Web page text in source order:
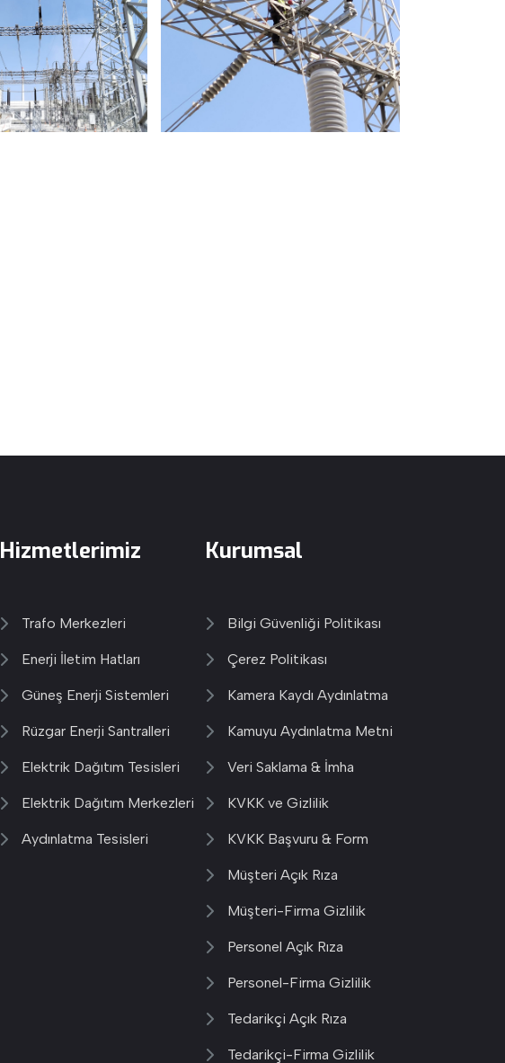
Hizmetlerimiz
Trafo Merkezleri
Enerji İletim Hatları
Güneş Enerji Sistemleri
Rüzgar Enerji Santralleri
Elektrik Dağıtım Tesisleri
Elektrik Dağıtım Merkezleri
Aydınlatma Tesisleri
Kurumsal
Bilgi Güvenliği Politikası
Çerez Politikası
Kamera Kaydı Aydınlatma
Kamuyu Aydınlatma Metni
Veri Saklama & İmha
KVKK ve Gizlilik
KVKK Başvuru & Form
Müşteri Açık Rıza
Müşteri-Firma Gizlilik
Personel Açık Rıza
Personel-Firma Gizlilik
Tedarikçi Açık Rıza
Tedarikçi-Firma Gizlilik